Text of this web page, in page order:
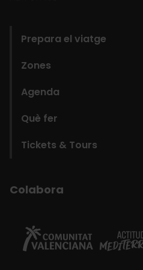
Prepara el viatge
Zones
Agenda
Què fer
Tickets & Tours
Colabora